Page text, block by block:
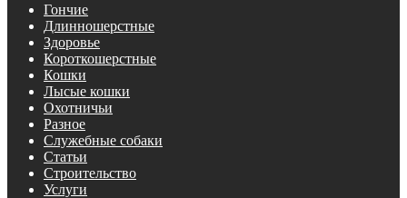
Гончие
Длинношерстные
Здоровье
Короткошерстные
Кошки
Лысые кошки
Охотничьи
Разное
Служебные собаки
Статьи
Строительство
Услуги